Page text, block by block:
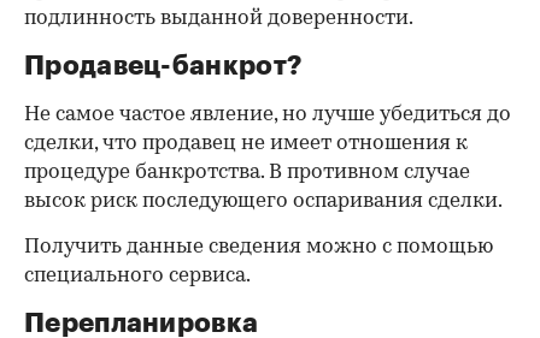
подлинность выданной доверенности.
Продавец-банкрот?
Не самое частое явление, но лучше убедиться до
сделки, что продавец не имеет отношения к
процедуре банкротства. В противном случае
высок риск последующего оспаривания сделки.
Получить данные сведения можно с помощью
специального сервиса.
Перепланировка